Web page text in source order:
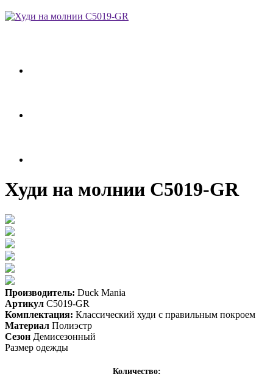
Худи на молнии C5019-GR
Производитель: Duck Mania
Артикул C5019-GR
Комплектация: Классический худи с правильным покроем
Материал Полиэстр
Сезон Демисезонный
Размер одежды
Количество: